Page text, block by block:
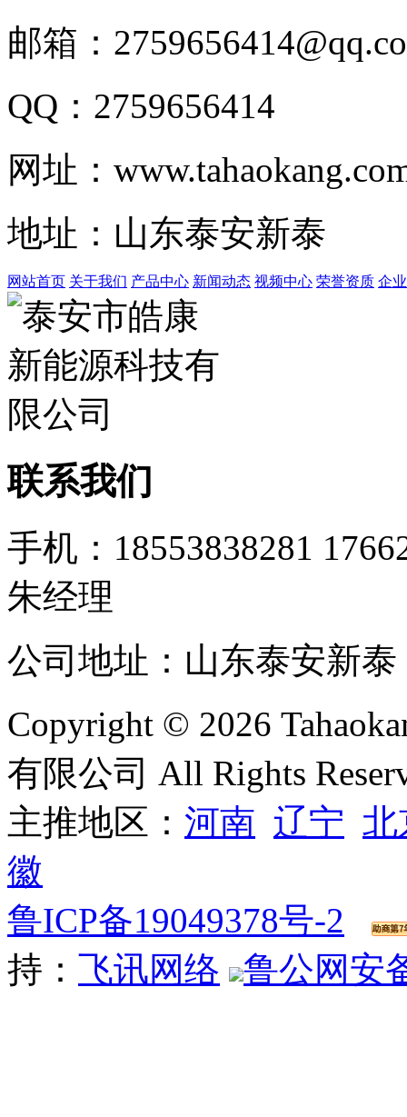
邮箱：
QQ：2759656414
网址：
地址：山东泰安新泰
网站首页 关于我们 产品中心 新闻动态 视频中心 荣誉资质 企
联系我们
手机：18553838281
朱经理
公司地址：山东泰安新泰
Copyright © 2026
有限公司 All Rights
主推地区： 河南 辽宁 北
徽
鲁ICP备19049378号-2
持： 飞讯网络 鲁公网安